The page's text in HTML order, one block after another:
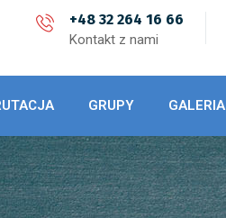
+48 32 264 16 66
Kontakt z nami
GRUPY GALERIA